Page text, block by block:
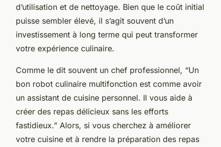
d’utilisation et de nettoyage. Bien que le coût initial
puisse sembler élevé, il s’agit souvent d’un
investissement à long terme qui peut transformer
votre expérience culinaire.
Comme le dit souvent un chef professionnel, “Un
bon robot culinaire multifonction est comme avoir
un assistant de cuisine personnel. Il vous aide à
créer des repas délicieux sans les efforts
fastidieux.” Alors, si vous cherchez à améliorer
votre cuisine et à rendre la préparation des repas